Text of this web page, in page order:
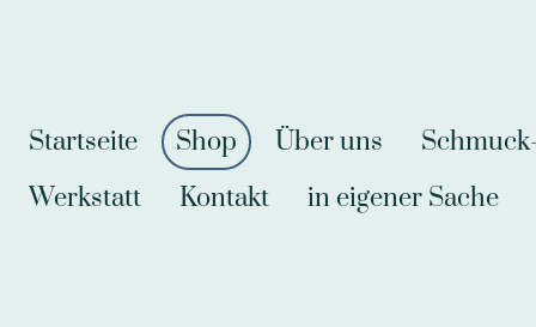
Startseite Shop Über uns
Werkstatt
Kontakt in eigener Sache